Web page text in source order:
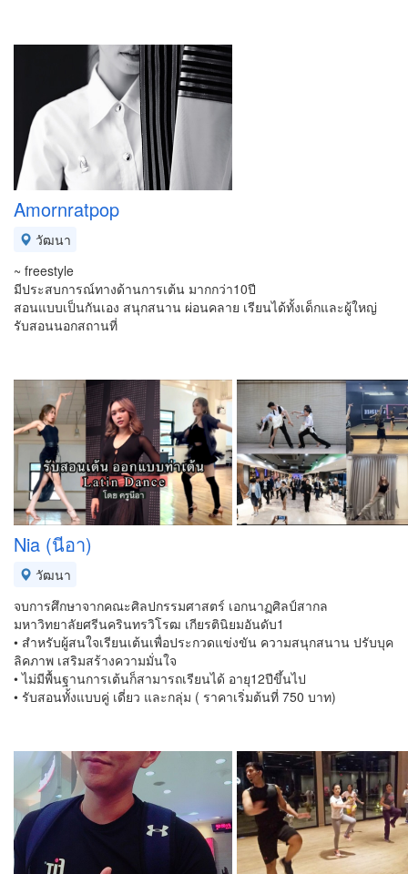
Amornratpop
วัฒนา
~ freestyle
มีประสบการณ์ทางด้านการเต้น มากกว่า10ปี
สอนแบบเป็นกันเอง สนุกสนาน ผ่อนคลาย เรียนได้ทั้งเด็กและผู้ใหญ่
รับสอนนอกสถานที่
Nia (นีอา)
วัฒนา
จบการศึกษาจากคณะศิลปกรรมศาสตร์ เอกนาฏศิลป์สากล
มหาวิทยาลัยศรีนครินทรวิโรฒ เกียรตินิยมอันดับ1
• สำหรับผู้สนใจเรียนเต้นเพื่อประกวดแข่งขัน ความสนุกสนาน ปรับบุค
ลิคภาพ เสริมสร้างความมั่นใจ
• ไม่มีพื้นฐานการเต้นก็สามารถเรียนได้ อายุ12ปีขึ้นไป
• รับสอนทั้งแบบคู่ เดี่ยว และกลุ่ม ( ราคาเริ่มต้นที่ 750 บาท)